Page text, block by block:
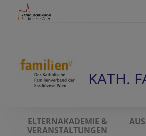
KATH.
ELTERNAKADEMIE &
VERANSTALTUNGEN